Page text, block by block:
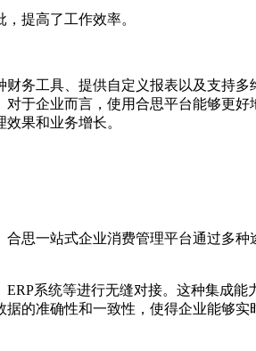
提高了工作效率。
务工具、提供自定义报表以及支持
于企业而言，使用合思平台能够更
果和业务增长。
思一站式企业消费管理平台通过多
系统等进行无缝对接。这种集成
的准确性和一致性，使得企业能够